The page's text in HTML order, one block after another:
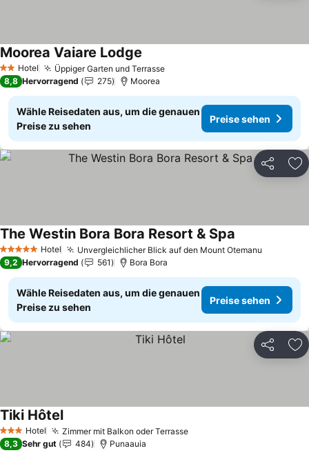
2 Sterne
Hotel Üppiger Garten und TerrassePreise sehen
Moorea Vaiare Lodge
8,8 Hervorragend 275 Moorea
Wähle Reisedaten aus, um die genauen
Preise zu sehen
Preise sehen
Teilen
5 Sterne Hotel Unvergleichlicher Blick auf den Mount Otemanu
The Westin Bora Bora Resort & Spa
9,2 Hervorragend 561 Bora Bora
Wähle Reisedaten aus, um die genauen
Preise zu sehen
Preise sehen
Teilen
3 SterneHotel Zimmer mit Balkon oder TerrassePreise sehen
Tiki HôtelPreise sehen
8,3 Sehr gut 484 Punaauia